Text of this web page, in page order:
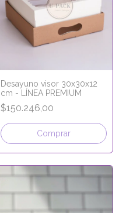
Desayuno visor 30x30x12
cm - LÍNEA PREMIUM
$150.246,00
Comprar